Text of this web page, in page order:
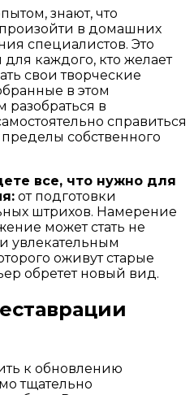
знают, что
в домашних
специалистов. Это
каждого, кто желает
свои творческие
в этом
разобраться в
справиться
собственного
все, что нужно для
от подготовки
штрихов. Намерениe
может стать не
увлекательным
оживут старые
обретет новый вид.
к обновлению
тщательно